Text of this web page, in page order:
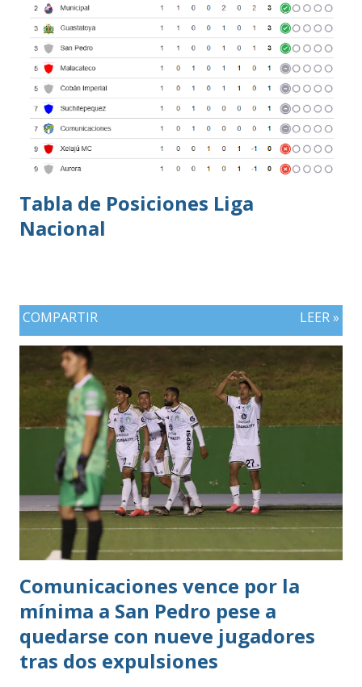
Tabla de Posiciones Liga
Nacional
COMPARTIR LEER »
Comunicaciones vence por la
mínima a San Pedro pese a
quedarse con nueve jugadores
tras dos expulsiones